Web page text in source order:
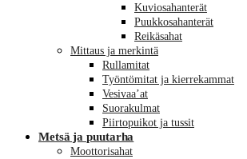
Kuviosahanterät
Puukkosahanterät
Reikäsahat
Mittaus ja merkintä
Rullamitat
Työntömitat ja kierrekammat
Vesivaa’at
Suorakulmat
Piirtopuikot ja tussit
Metsä ja puutarha
Moottorisahat